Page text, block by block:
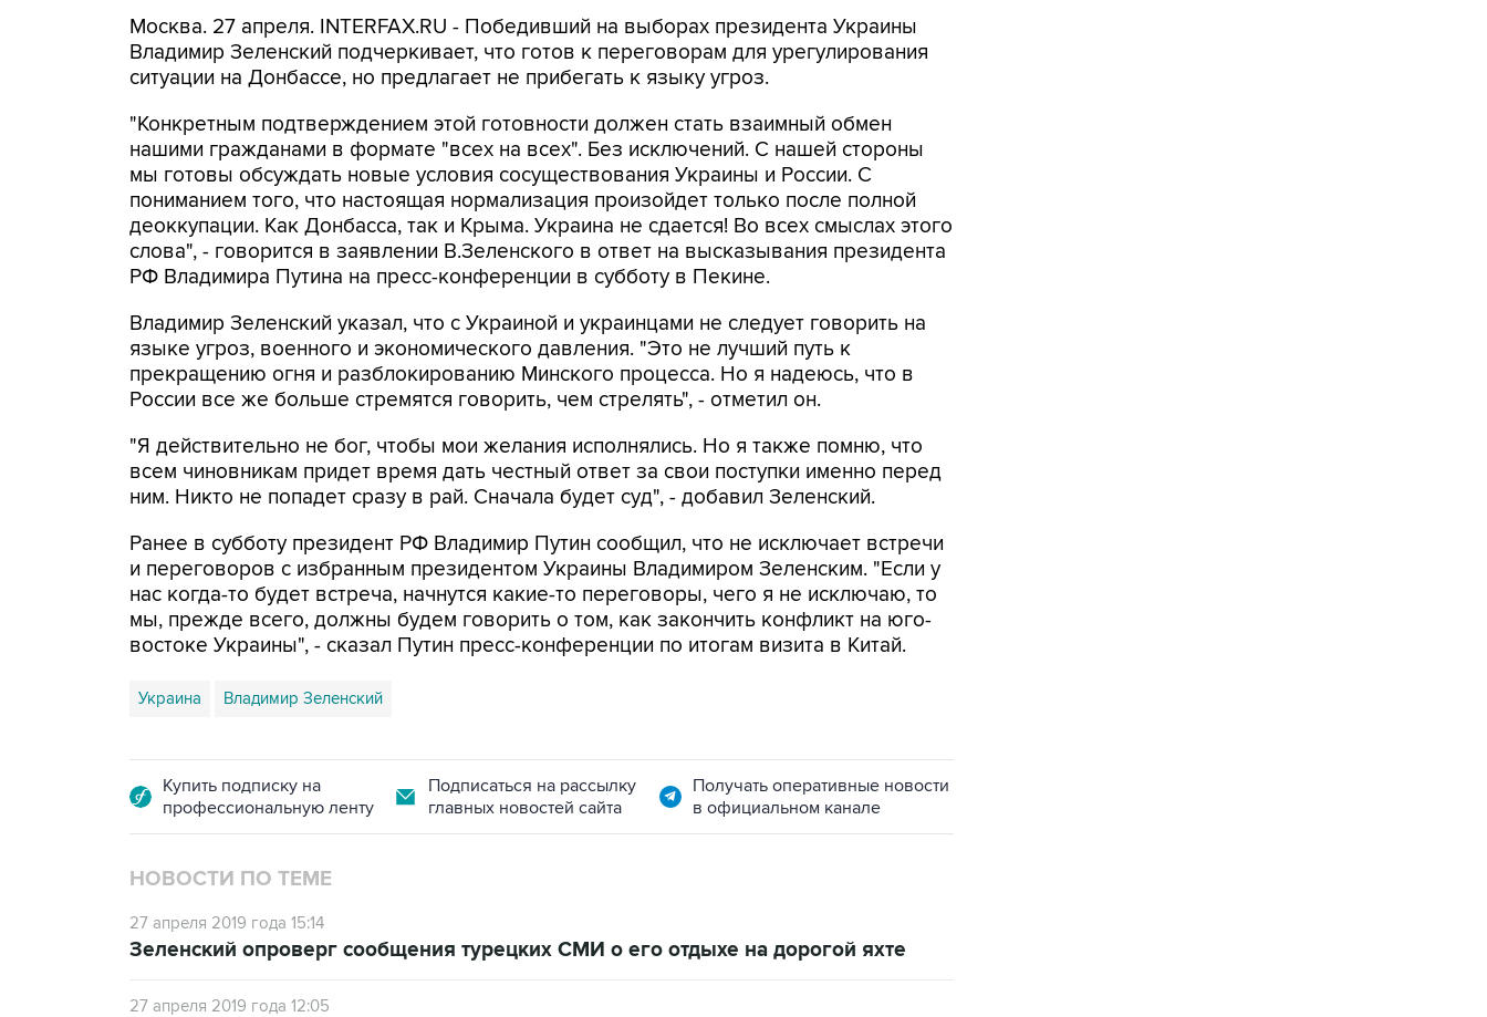
Москва. 27 апреля. INTERFAX.RU - Победивший на выборах президента Украины
Владимир Зеленский подчеркивает, что готов к переговорам для урегулирования
ситуации на Донбассе, но предлагает не прибегать к языку угроз.
"Конкретным подтверждением этой готовности должен стать взаимный обмен
нашими гражданами в формате "всех на всех". Без исключений. С нашей стороны
мы готовы обсуждать новые условия сосуществования Украины и России. С
пониманием того, что настоящая нормализация произойдет только после полной
деоккупации. Как Донбасса, так и Крыма. Украина не сдается! Во всех смыслах этого
слова", - говорится в заявлении В.Зеленского в ответ на высказывания президента
РФ Владимира Путина на пресс-конференции в субботу в Пекине.
Владимир Зеленский указал, что с Украиной и украинцами не следует говорить на
языке угроз, военного и экономического давления. "Это не лучший путь к
прекращению огня и разблокированию Минского процесса. Но я надеюсь, что в
России все же больше стремятся говорить, чем стрелять", - отметил он.
"Я действительно не бог, чтобы мои желания исполнялись. Но я также помню, что
всем чиновникам придет время дать честный ответ за свои поступки именно перед
ним. Никто не попадет сразу в рай. Сначала будет суд", - добавил Зеленский.
Ранее в субботу президент РФ Владимир Путин сообщил, что не исключает встречи
и переговоров с избранным президентом Украины Владимиром Зеленским. "Если у
нас когда-то будет встреча, начнутся какие-то переговоры, чего я не исключаю, то
мы, прежде всего, должны будем говорить о том, как закончить конфликт на юго-
востоке Украины", - сказал Путин пресс-конференции по итогам визита в Китай.
Украина Владимир Зеленский
Купить подписку на
профессиональную ленту
Подписаться на рассылку
главных новостей сайта
Получать оперативные новости
в официальном канале
НОВОСТИ ПО ТЕМЕ
27 апреля 2019 года 15:14
Зеленский опроверг сообщения турецких СМИ о его отдыхе на дорогой яхте
27 апреля 2019 года 12:05